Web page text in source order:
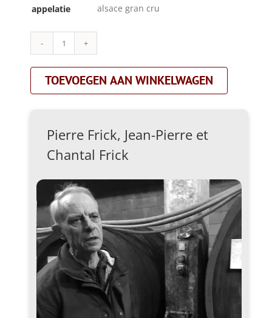
appelatie
alsace gran cru
Pierre
Frick,
Jean-
Pierre
et
cru
vendange
aantal
TOEVOEGEN AAN WINKELWAGEN
Pierre Frick, Jean-Pierre et
Chantal Frick